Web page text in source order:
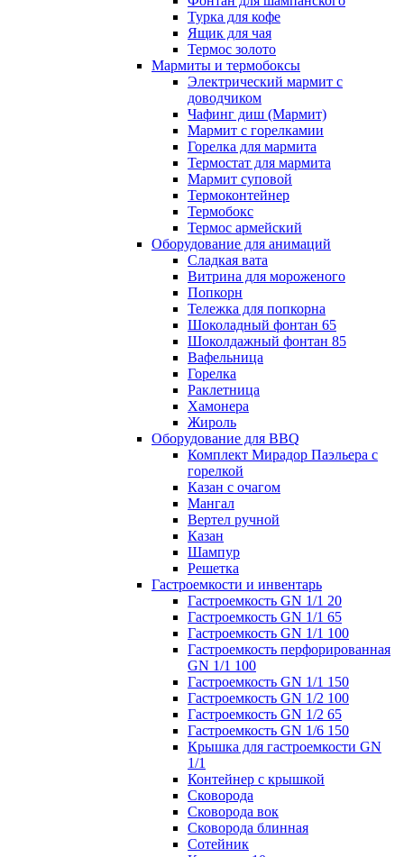
Турка для кофе
Ящик для чая
Термос золото
Мармиты и термобоксы
Электрический мармит с
доводчиком
Чафинг диш (Мармит)
Мармит с горелкамии
Горелка для мармита
Термостат для мармита
Мармит суповой
Термоконтейнер
Термобокс
Термос армейский
Оборудование для анимаций
Сладкая вата
Витрина для мороженого
Попкорн
Тележка для попкорна
Шоколадный фонтан 65
Шоколдажный фонтан 85
Вафельница
Горелка
Раклетница
Хамонера
Жироль
Оборудование для BBQ
Комплект Мирадор Паэльера с
горелкой
Казан с очагом
Мангал
Вертел ручной
Казан
Шампур
Решетка
Гастроемкости и инвентарь
Гастроемкость GN 1/1 20
Гастроемкость GN 1/1 65
Гастроемкость GN 1/1 100
Гастроемкость перфорированная
GN 1/1 100
Гастроемкость GN 1/1 150
Гастроемкость GN 1/2 100
Гастроемкость GN 1/2 65
Гастроемкость GN 1/6 150
Крышка для гастроемкости GN
1/1
Контейнер с крышкой
Сковорода
Сковорода вок
Сковорода блинная
Сотейник